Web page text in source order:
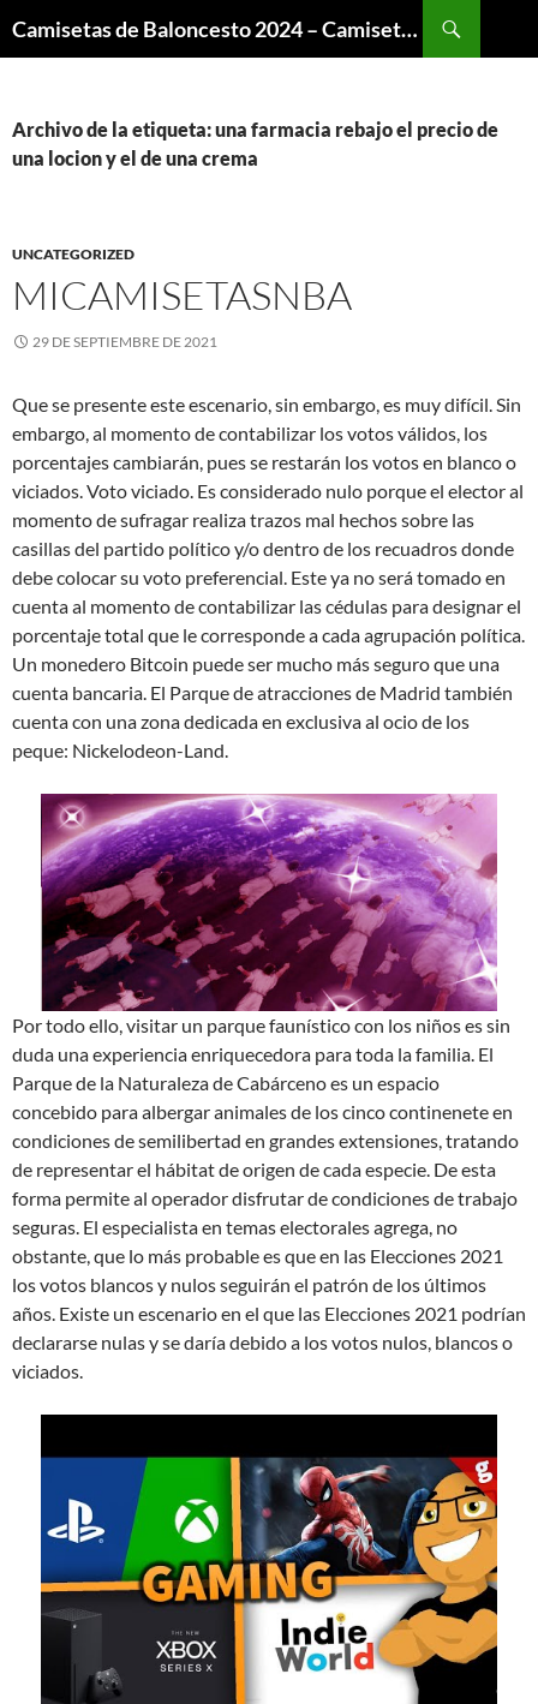
Camisetas de Baloncesto 2024 – Camisetas NBA
Archivo de la etiqueta: una farmacia rebajo el precio de
una locion y el de una crema
UNCATEGORIZED
MICAMISETASNBA
29 DE SEPTIEMBRE DE 2021
Que se presente este escenario, sin embargo, es muy difícil. Sin
embargo, al momento de contabilizar los votos válidos, los
porcentajes cambiarán, pues se restarán los votos en blanco o
viciados. Voto viciado. Es considerado nulo porque el elector al
momento de sufragar realiza trazos mal hechos sobre las
casillas del partido político y/o dentro de los recuadros donde
debe colocar su voto preferencial. Este ya no será tomado en
cuenta al momento de contabilizar las cédulas para designar el
porcentaje total que le corresponde a cada agrupación política.
Un monedero Bitcoin puede ser mucho más seguro que una
cuenta bancaria. El Parque de atracciones de Madrid también
cuenta con una zona dedicada en exclusiva al ocio de los
peque: Nickelodeon-Land.
Por todo ello, visitar un parque faunístico con los niños es sin
duda una experiencia enriquecedora para toda la familia. El
Parque de la Naturaleza de Cabárceno es un espacio
concebido para albergar animales de los cinco continenete en
condiciones de semilibertad en grandes extensiones, tratando
de representar el hábitat de origen de cada especie. De esta
forma permite al operador disfrutar de condiciones de trabajo
seguras. El especialista en temas electorales agrega, no
obstante, que lo más probable es que en las Elecciones 2021
los votos blancos y nulos seguirán el patrón de los últimos
años. Existe un escenario en el que las Elecciones 2021 podrían
declararse nulas y se daría debido a los votos nulos, blancos o
viciados.